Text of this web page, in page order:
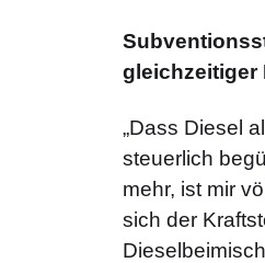
gleichzeitiger
„Dass Diesel
steuerlich
mehr, ist mir
sich der